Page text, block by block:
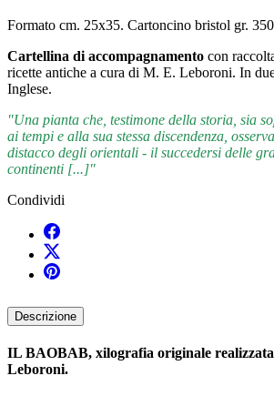
Formato cm. 25x35. Cartoncino bristol gr.
Cartellina di accompagnamento con
ricette antiche a cura di M. E. Leboroni. In
Inglese.
"Una pianta che, testimone della storia, sia
ai tempi e alla sua stessa discendenza,
distacco degli orientali - il succedersi delle
continenti [...]"
Condividi
Descrizione
IL BAOBAB, xilografia originale
Leboroni.